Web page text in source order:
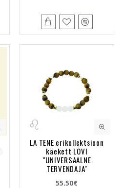
LA TENE erikollektsioon
käekett LÕVI
"UNIVERSAALNE
TERVENDAJA"
55.50€